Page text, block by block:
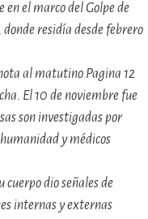
en el marco del Golpe de
residía desde febrero
al matutino Pagina 12
El 10 de noviembre fue
son investigadas por
y médicos
cuerpo dio señales de
internas y externas